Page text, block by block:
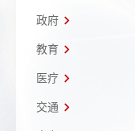
政府
教育
医疗
交通